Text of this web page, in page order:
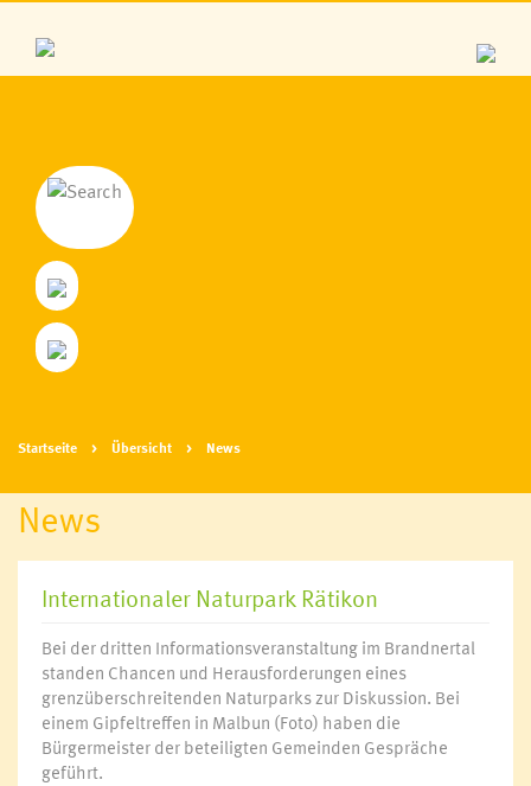
Startseite Übersicht News
News
Internationaler Naturpark Rätikon
Bei der dritten Informationsveranstaltung im Brandnertal
standen Chancen und Herausforderungen eines
grenzüberschreitenden Naturparks zur Diskussion. Bei
einem Gipfeltreffen in Malbun (Foto) haben die
Bürgermeister der beteiligten Gemeinden Gespräche
geführt.